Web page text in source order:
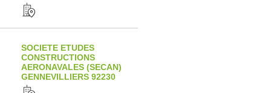
SOCIETE ETUDES
CONSTRUCTIONS
AERONAVALES (SECAN)
GENNEVILLIERS 92230